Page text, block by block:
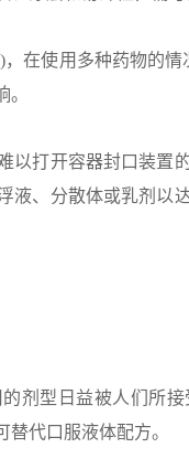
在使用多种药物的
以打开容器封口装
液、分散体或乳剂以
剂型日益被人们所
代口服液体配方。